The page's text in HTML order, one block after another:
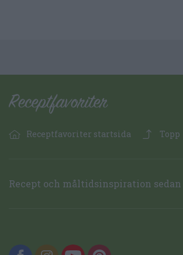
Receptfavoriter startsida Topp
Recept och måltidsinspiration sedan